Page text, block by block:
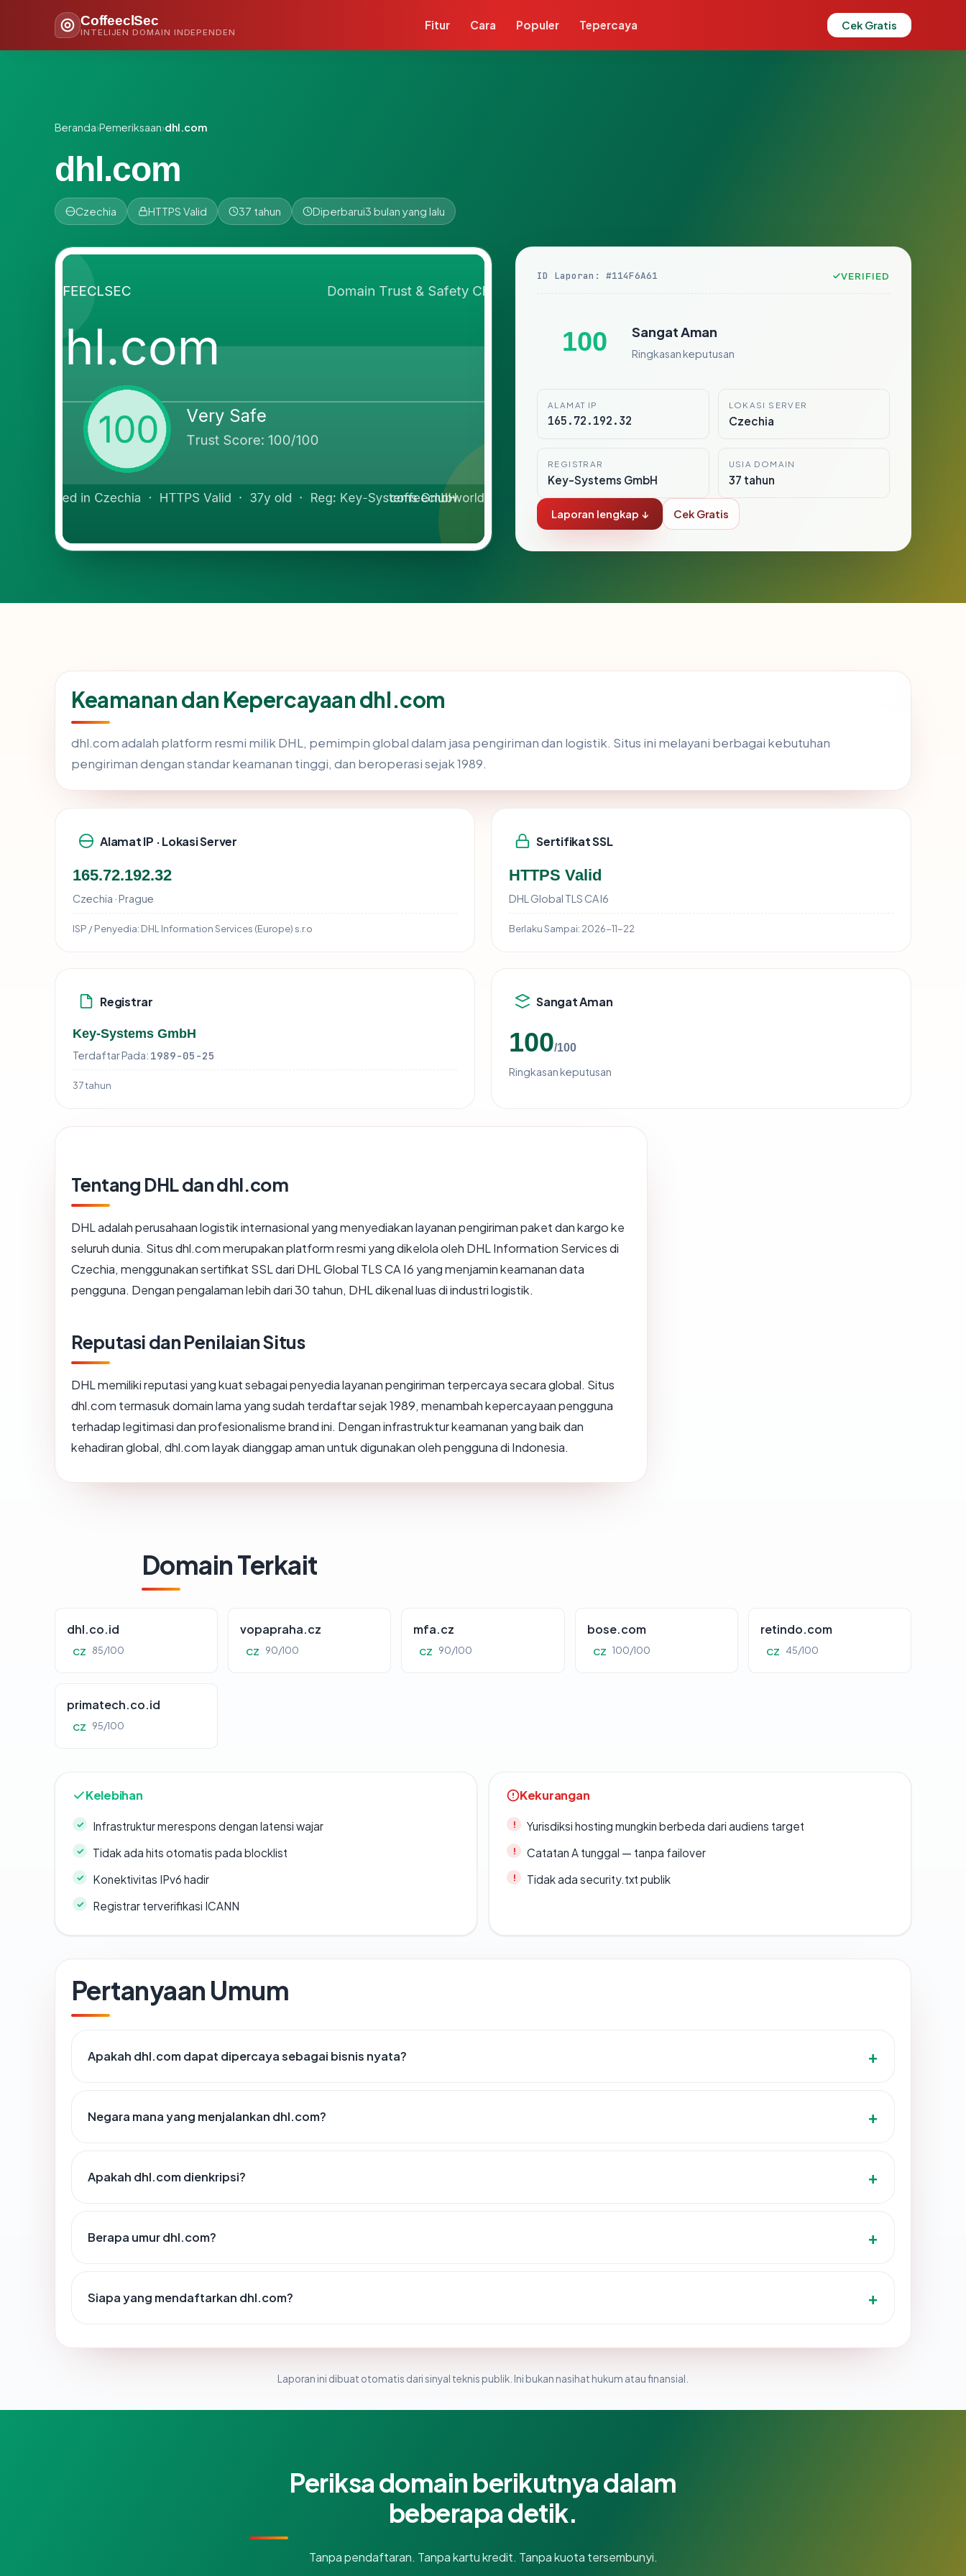
CoffeeclSec
INTELIJEN DOMAIN INDEPENDEN
Fitur Cara Populer Tepercaya Cek Gratis
Beranda›Pemeriksaan›dhl.com
dhl.com
Czechia HTTPS Valid 37 tahun Diperbarui3 bulan yang lalu
ID Laporan: #114F6A61 VERIFIED
100 Sangat Aman
Ringkasan keputusan
ALAMAT IP
165.72.192.32
LOKASI SERVER
Czechia
REGISTRAR
Key-Systems GmbH
USIA DOMAIN
37 tahun
Laporan lengkap ↓ Cek Gratis
Keamanan dan Kepercayaan dhl.com
dhl.com adalah platform resmi milik DHL, pemimpin global dalam jasa pengiriman dan logistik. Situs ini melayani berbagai kebutuhan
pengiriman dengan standar keamanan tinggi, dan beroperasi sejak 1989.
Alamat IP · Lokasi Server
165.72.192.32
Czechia · Prague
ISP / Penyedia: DHL Information Services (Europe) s.r.o
Sertifikat SSL
HTTPS Valid
DHL Global TLS CA I6
Berlaku Sampai: 2026-11-22
Registrar
Key-Systems GmbH
Terdaftar Pada: 1989-05-25
37 tahun
Sangat Aman
100/100
Ringkasan keputusan
Tentang DHL dan dhl.com
DHL adalah perusahaan logistik internasional yang menyediakan layanan pengiriman paket dan kargo ke
seluruh dunia. Situs dhl.com merupakan platform resmi yang dikelola oleh DHL Information Services di
Czechia, menggunakan sertifikat SSL dari DHL Global TLS CA I6 yang menjamin keamanan data
pengguna. Dengan pengalaman lebih dari 30 tahun, DHL dikenal luas di industri logistik.
Reputasi dan Penilaian Situs
DHL memiliki reputasi yang kuat sebagai penyedia layanan pengiriman terpercaya secara global. Situs
dhl.com termasuk domain lama yang sudah terdaftar sejak 1989, menambah kepercayaan pengguna
terhadap legitimasi dan profesionalisme brand ini. Dengan infrastruktur keamanan yang baik dan
kehadiran global, dhl.com layak dianggap aman untuk digunakan oleh pengguna di Indonesia.
Domain Terkait
dhl.co.id
CZ 85/100
vopapraha.cz
CZ 90/100
mfa.cz
CZ 90/100
bose.com
CZ 100/100
retindo.com
CZ 45/100
primatech.co.id
CZ 95/100
Kelebihan
Infrastruktur merespons dengan latensi wajar
Tidak ada hits otomatis pada blocklist
Konektivitas IPv6 hadir
Registrar terverifikasi ICANN
Kekurangan
Yurisdiksi hosting mungkin berbeda dari audiens target
Catatan A tunggal — tanpa failover
Tidak ada security.txt publik
Pertanyaan Umum
Apakah dhl.com dapat dipercaya sebagai bisnis nyata?
Negara mana yang menjalankan dhl.com?
Apakah dhl.com dienkripsi?
Berapa umur dhl.com?
Siapa yang mendaftarkan dhl.com?
Laporan ini dibuat otomatis dari sinyal teknis publik. Ini bukan nasihat hukum atau finansial.
Periksa domain berikutnya dalam
beberapa detik.
Tanpa pendaftaran. Tanpa kartu kredit. Tanpa kuota tersembunyi.